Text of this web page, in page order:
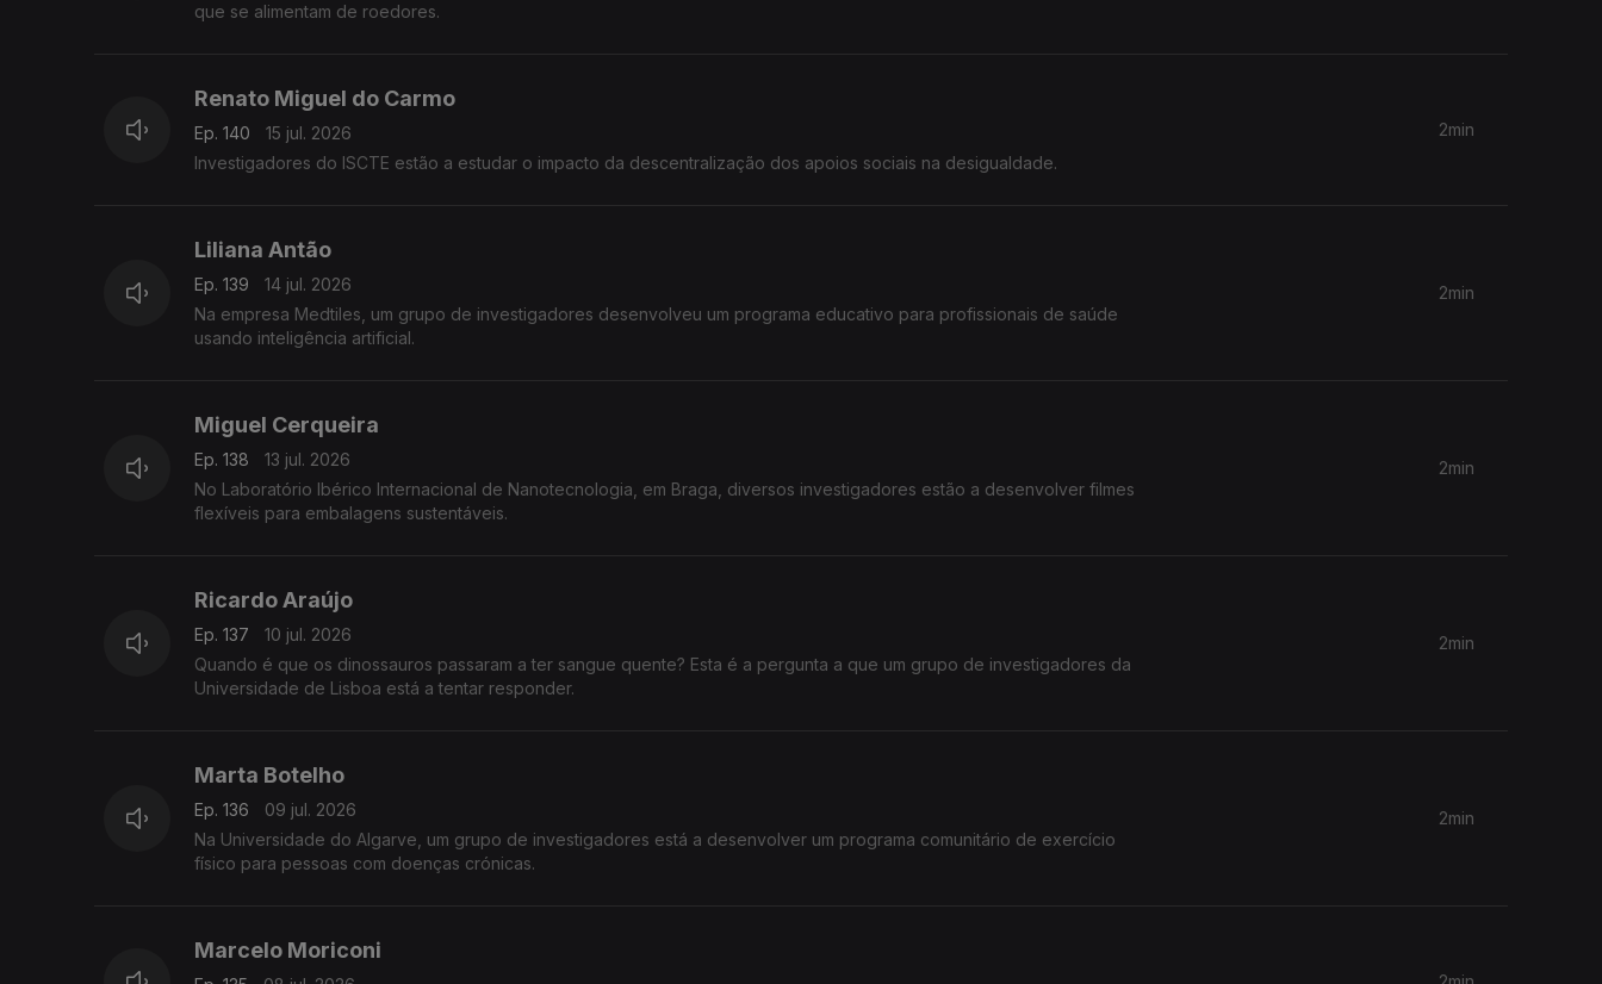
que se alimentam de roedores.
Renato Miguel do Carmo
Ep. 140
15 jul. 2026
Investigadores do ISCTE estão a estudar o impacto da descentralização dos apoios sociais na desigualdade.
2min
Liliana Antão
Ep. 139
14 jul. 2026
Na empresa Medtiles, um grupo de investigadores desenvolveu um programa educativo para profissionais de saúde
usando inteligência artificial.
2min
Miguel Cerqueira
Ep. 138
13 jul. 2026
No Laboratório Ibérico Internacional de Nanotecnologia, em Braga, diversos investigadores estão a desenvolver filmes
flexíveis para embalagens sustentáveis.
2min
Ricardo Araújo
Ep. 137
10 jul. 2026
Quando é que os dinossauros passaram a ter sangue quente? Esta é a pergunta a que um grupo de investigadores da
Universidade de Lisboa está a tentar responder.
2min
Marta Botelho
Ep. 136
09 jul. 2026
Na Universidade do Algarve, um grupo de investigadores está a desenvolver um programa comunitário de exercício
físico para pessoas com doenças crónicas.
2min
Marcelo Moriconi